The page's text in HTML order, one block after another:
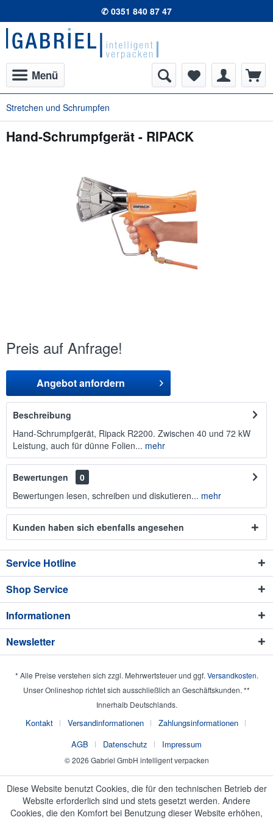
✆ 0351 840 87 47
Menü
Stretchen und Schrumpfen
Hand-Schrumpfgerät - RIPACK
Preis auf Anfrage!
Angebot anfordern
Beschreibung
Hand-Schrumpfgerät, Ripack R2200. Zwischen 40 und 72 kW
Leistung, auch für dünne Folien... mehr
Bewertungen
0
Bewertungen lesen, schreiben und diskutieren... mehr
Kunden haben sich ebenfalls angesehen
Service Hotline
Shop Service
Informationen
Newsletter
* Alle Preise verstehen sich zzgl. Mehrwertsteuer und ggf. Versandkosten.
Unser Onlineshop richtet sich ausschließlich an Geschäftskunden. **
Innerhalb Deutschlands.
Kontakt Versandinformationen
Zahlungsinformationen
AGB
Datenschutz Impressum
© 2026 Gabriel GmbH intelligent verpacken
Diese Website benutzt Cookies, die für den technischen Betrieb der
Website erforderlich sind und stets gesetzt werden. Andere
Cookies, die den Komfort bei Benutzung dieser Website erhöhen,